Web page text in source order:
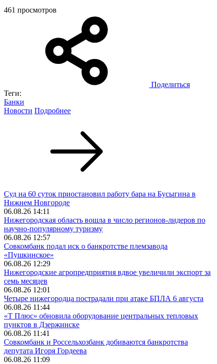
461 просмотров
Поделиться
Теги:
Банки
Новости Подробнее
Суд на 60 суток приостановил работу бара на Бусыгина в
Нижнем Новгороде
06.08.26 14:11
Нижегородская область вошла в число регионов-лидеров по
научно-популярному туризму
06.08.26 12:57
Совкомбанк подал иск о банкротстве племзавода
«Пушкинское»
06.08.26 12:29
Нижегородские агропредприятия вдвое увеличили экспорт за
семь месяцев
06.08.26 12:01
Четыре нижегородца пострадали при атаке БПЛА 6 августа
06.08.26 11:44
«Т Плюс» обновила оборудование центральных тепловых
пунктов в Дзержинске
06.08.26 11:41
Совкомбанк и Россельхозбанк добиваются банкротства
депутата Игоря Гордеева
06.08.26 11:09